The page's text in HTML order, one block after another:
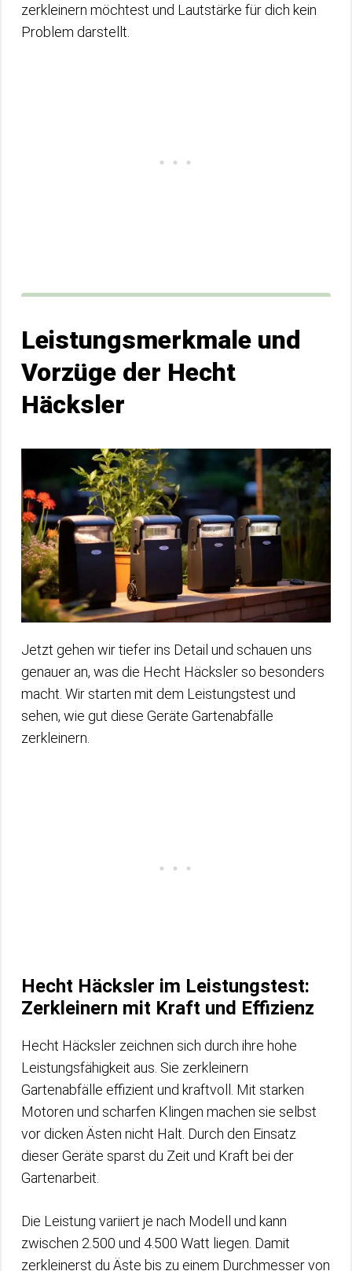
zerkleinern möchtest und Lautstärke für dich kein
Problem darstellt.
Leistungsmerkmale und
Vorzüge der Hecht
Häcksler
Jetzt gehen wir tiefer ins Detail und schauen uns
genauer an, was die Hecht Häcksler so besonders
macht. Wir starten mit dem Leistungstest und
sehen, wie gut diese Geräte Gartenabfälle
zerkleinern.
Hecht Häcksler im Leistungstest:
Zerkleinern mit Kraft und Effizienz
Hecht Häcksler zeichnen sich durch ihre hohe
Leistungsfähigkeit aus. Sie zerkleinern
Gartenabfälle effizient und kraftvoll. Mit starken
Motoren und scharfen Klingen machen sie selbst
vor dicken Ästen nicht Halt. Durch den Einsatz
dieser Geräte sparst du Zeit und Kraft bei der
Gartenarbeit.
Die Leistung variiert je nach Modell und kann
zwischen 2.500 und 4.500 Watt liegen. Damit
zerkleinerst du Äste bis zu einem Durchmesser von